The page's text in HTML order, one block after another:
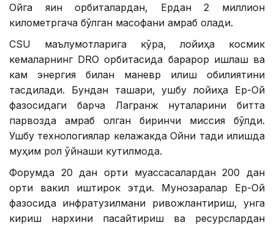
Ойга яқин орбиталардан, Ердан 2 миллион
километргача бўлган масофани қамраб олади.
CSU маълумотларига кўра, лойиҳа космик
кемаларнинг DRO орбитасида барқарор ишлаш ва
кам энергия билан маневр қилиш қобилиятини
тасдиқлади. Бундан ташқари, ушбу лойиҳа Ер-Ой
фазосидаги барча Лагранж нуқталарини битта
парвозда қамраб олган биринчи миссия бўлди.
Ушбу технологиялар келажакда Ойни тадқиқ қилишда
муҳим рол ўйнаши кутилмоқда.
Форумда 20 дан ортиқ муассасалардан 200 дан
ортиқ вакил иштирок этди. Мунозаралар Ер-Ой
фазосида инфратузилмани ривожлантириш, унга
кириш нархини пасайтириш ва ресурслардан